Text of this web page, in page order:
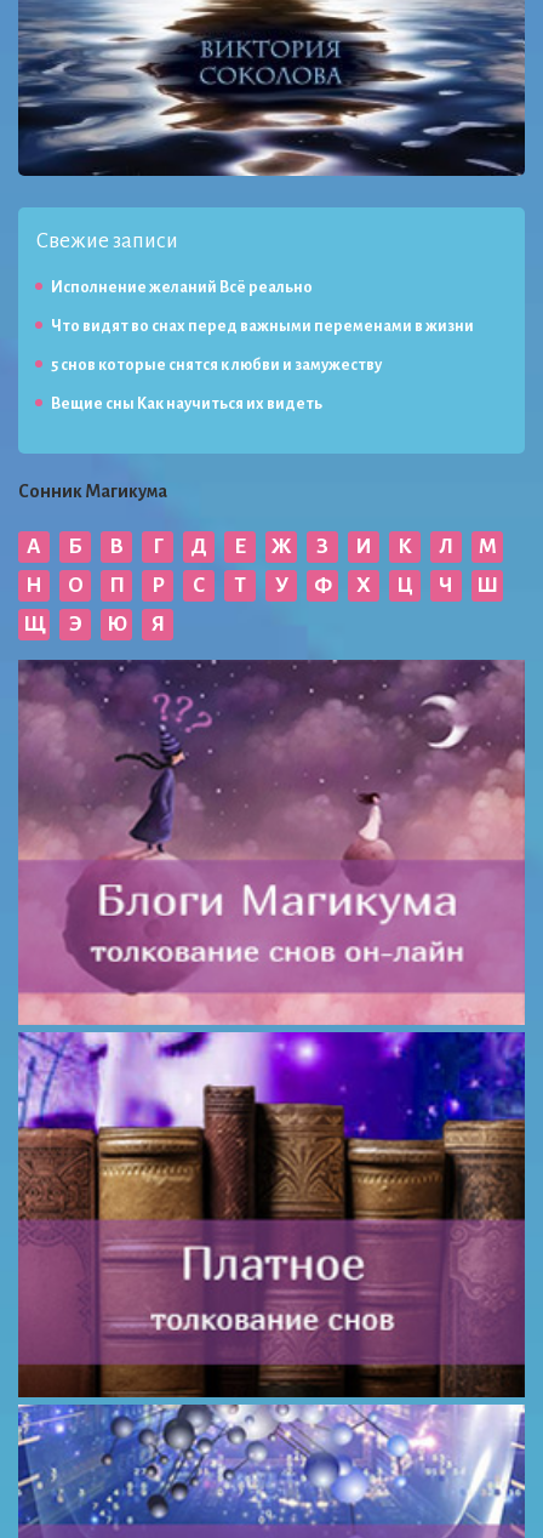
Свежие записи
Исполнение желаний Всё реально
Что видят во снах перед важными переменами в жизни
5 снов которые снятся к любви и замужеству
Вещие сны Как научиться их видеть
Сонник Магикума
А Б В Г Д Е Ж З И К Л
М
Н
О П Р С Т У Ф Х Ц Ч
Ш
Щ
Э Ю Я